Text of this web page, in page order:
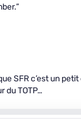
SFR c’est un
du TOTP…